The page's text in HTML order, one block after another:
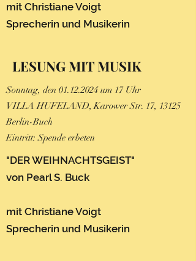
mit Christiane Voigt
Sprecherin und Musikerin
LESUNG MIT MUSIK
Sonntag, den 01.12.2024um 17 Uhr
VILLA HUFELAND, Karower Str. 17, 13125
Berlin-Buch
Eintritt: Spende erbeten
"DER WEIHNACHTSGEIST"
von Pearl S. Buck
mit Christiane Voigt
Sprecherin und Musikerin